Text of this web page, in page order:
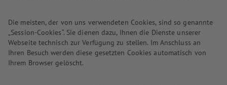
Die meisten, der von uns verwendeten Cookies, sind so genannte
„Session-Cookies“. Sie dienen dazu, Ihnen die Dienste unserer
Webseite technisch zur Verfügung zu stellen. Im Anschluss an
Ihren Besuch werden diese gesetzten Cookies automatisch von
Ihrem Browser gelöscht.